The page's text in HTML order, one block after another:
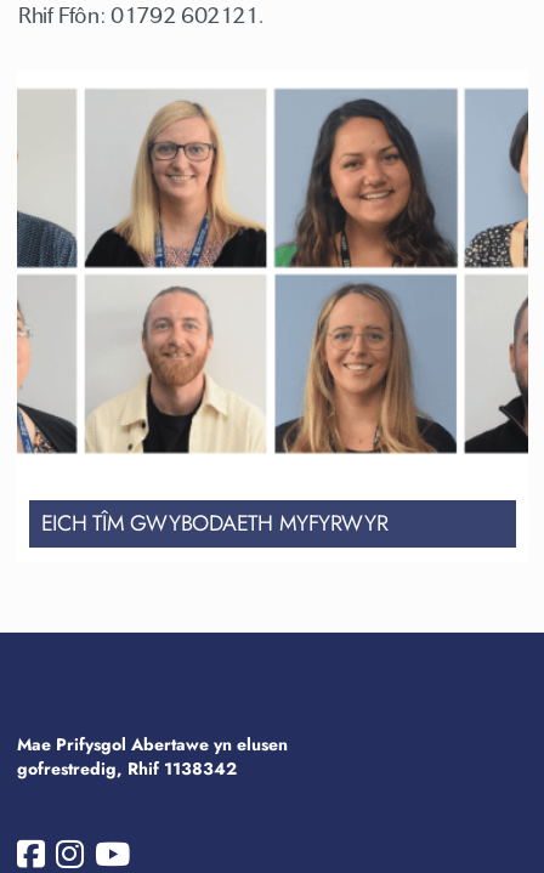
Rhif Ffôn: 01792 602121.
EICH TÎM GWYBODAETH MYFYRWYR
Mae Prifysgol Abertawe yn elusen
gofrestredig, Rhif 1138342